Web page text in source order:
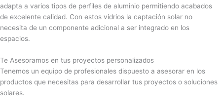
adapta a varios tipos de perfiles de aluminio permitiendo acabados
de excelente calidad. Con estos vidrios la captación solar no
necesita de un componente adicional a ser integrado en los
espacios.
Te Asesoramos en tus proyectos personalizados
Tenemos un equipo de profesionales dispuesto a asesorar en los
productos que necesitas para desarrollar tus proyectos o soluciones
solares.